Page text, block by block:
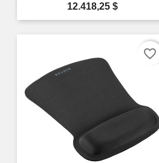
Precio
12.418,25 $
favorite_border